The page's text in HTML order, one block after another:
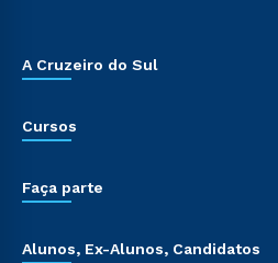
A Cruzeiro do Sul
Cursos
Faça parte
Alunos, Ex-Alunos, Candidatos